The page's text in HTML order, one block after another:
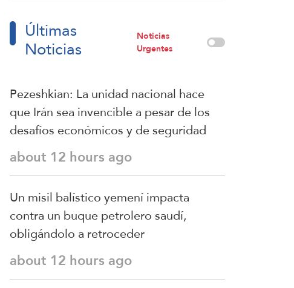
Últimas
Noticias
Noticias
Urgentes
Pezeshkian: La unidad nacional hace
que Irán sea invencible a pesar de los
desafíos económicos y de seguridad
about 12 hours ago
Un misil balístico yemení impacta
contra un buque petrolero saudí,
obligándolo a retroceder
about 12 hours ago